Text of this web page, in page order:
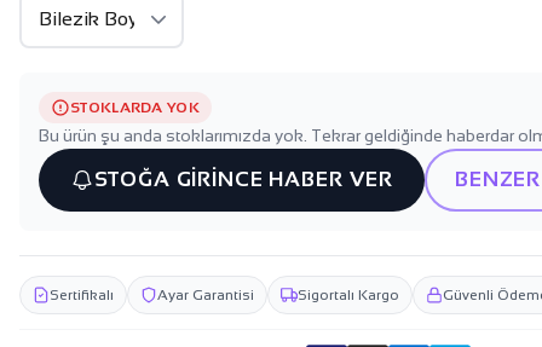
STOKLARDA YOK
Bu ürün şu anda stoklarımızda yok. Tekrar geldiğinde haberdar
STOĞA GİRİNCE HABER VER
Sertifikalı Ayar Garantisi Sigortalı Kargo Güvenli